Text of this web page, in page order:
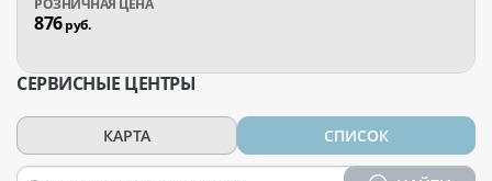
876руб.
СЕРВИСНЫЕ ЦЕНТРЫ
КАРТА СПИСОК